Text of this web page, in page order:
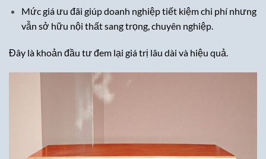
Mức giá ưu đãi giúp doanh nghiệp tiết kiệm chi phí nhưng
vẫn sở hữu nội thất sang trọng, chuyên nghiệp.
Đây là khoản đầu tư đem lại giá trị lâu dài và hiệu quả.